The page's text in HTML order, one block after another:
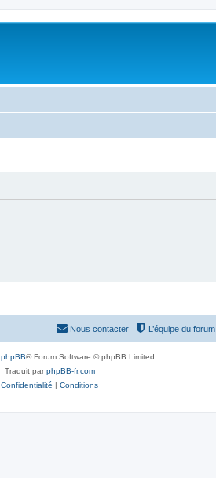
L’équipe du forum
Nous contacter
phpBB® Forum Software © phpBB Limited
Traduit parphpBB-fr.com
Confidentialité | Conditions